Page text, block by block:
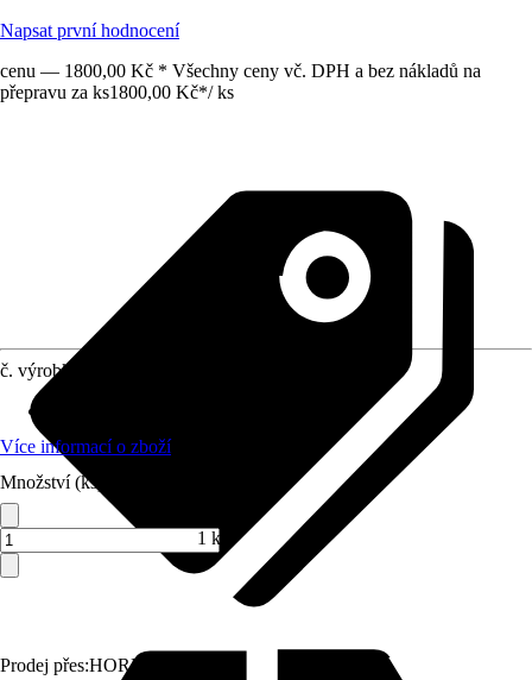
Napsat první hodnocení
cenu — 1800,00 Kč * Všechny ceny vč. DPH a bez nákladů na
přepravu za ks1800,00 Kč*/ ks
Prodej přes:HORNBACH
č. výrobku
Více informací o zboží
Množství (ks)
1 ks